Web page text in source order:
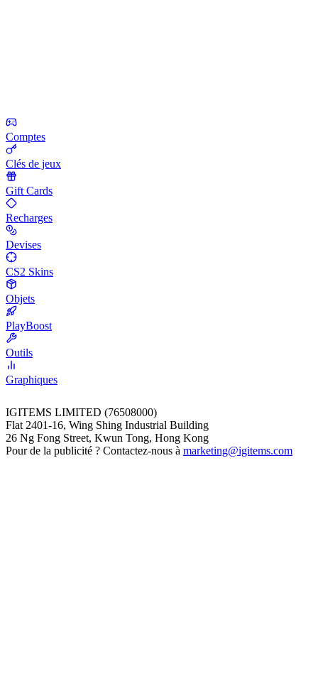
Comptes
Clés de jeux
Gift Cards
Recharges
Devises
CS2 Skins
Objets
PlayBoost
Outils
Graphiques
IGITEMS LIMITED (76508000)
Flat 2401-16, Wing Shing Industrial Building
26 Ng Fong Street, Kwun Tong, Hong Kong
Pour de la publicité ? Contactez-nous à marketing@igitems.com